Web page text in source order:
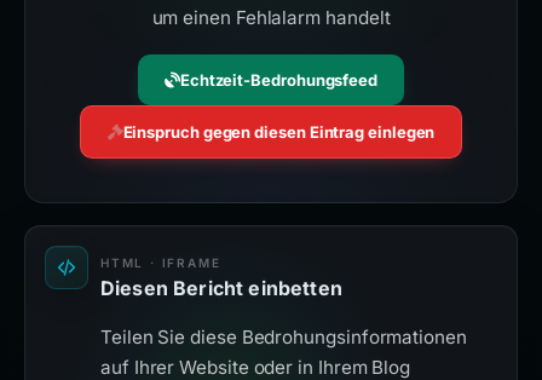
um einen Fehlalarm handelt
Echtzeit-Bedrohungsfeed
Einspruch gegen diesen Eintrag einlegen
HTML · IFRAME
Diesen Bericht einbetten
Teilen Sie diese Bedrohungsinformationen
auf Ihrer Website oder in Ihrem Blog